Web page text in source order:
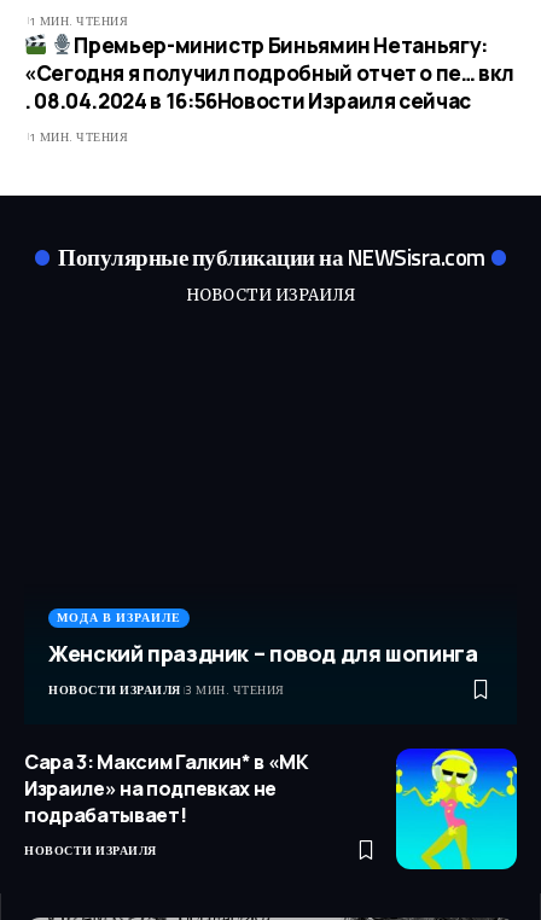
1 МИН. ЧТЕНИЯ
Премьер-министр Биньямин Нетаньягу:
«Сегодня я получил подробный отчет о пе… вкл
. 08.04.2024 в 16:56​Новости Израиля сейчас
1 МИН. ЧТЕНИЯ
Популярные публикации на NEWSisra.com
НОВОСТИ ИЗРАИЛЯ
МОДА В ИЗРАИЛЕ
Женский праздник – повод для шопинга
НОВОСТИ ИЗРАИЛЯ 3 МИН. ЧТЕНИЯ
Сара 3: Максим Галкин* в «МК
Израиле» на подпевках не
подрабатывает!
НОВОСТИ ИЗРАИЛЯ